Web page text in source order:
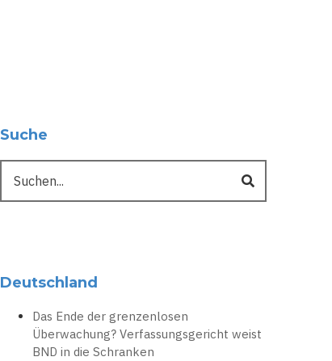
Suche
Deutschland
Das Ende der grenzenlosen
Überwachung? Verfassungsgericht weist
BND in die Schranken